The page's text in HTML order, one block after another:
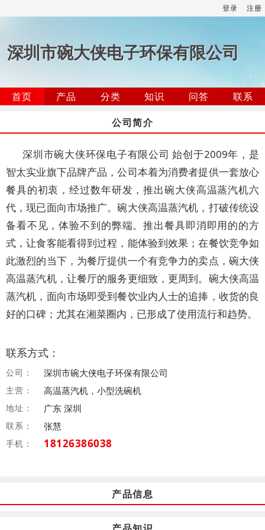
登录 注册
深圳市碗大侠电子环保有限公司
首页 产品 分类 知识 问答
联系
公司简介
深圳市碗大侠环保电子有限公司 始创于2009年，是
智太实业旗下品牌产品，公司本着为消费者提供一套放心
餐具的初衷，经过数年研发，推出碗大侠高温蒸汽机六
代，现已面向市场推广。碗大侠高温蒸汽机，打破传统设
备看不见，体验不到的弊端。推出餐具即消即用的的方
式，让食客能看得到过程，能体验到效果；在餐饮竞争如
此激烈的当下，为餐厅提供一个有竞争力的卖点，碗大侠
高温蒸汽机，让餐厅的服务更细致，更周到。碗大侠高温
蒸汽机，面向市场即受到餐饮业内人士的追捧，收货的良
好的口碑；尤其在湘菜圈内，已形成了使用流行和趋势。
联系方式：
公司： 深圳市碗大侠电子环保有限公司
主营： 高温蒸汽机，小型洗碗机
地址： 广东 深圳
联系： 张慧
手机： 18126386038
产品信息